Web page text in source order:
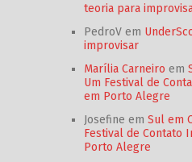
teoria para
PedroV em
improvisar
Marília Carneiro em
Um Festival de
em Porto Alegre
Josefine em Sul em
Festival de Contato
Porto Alegre